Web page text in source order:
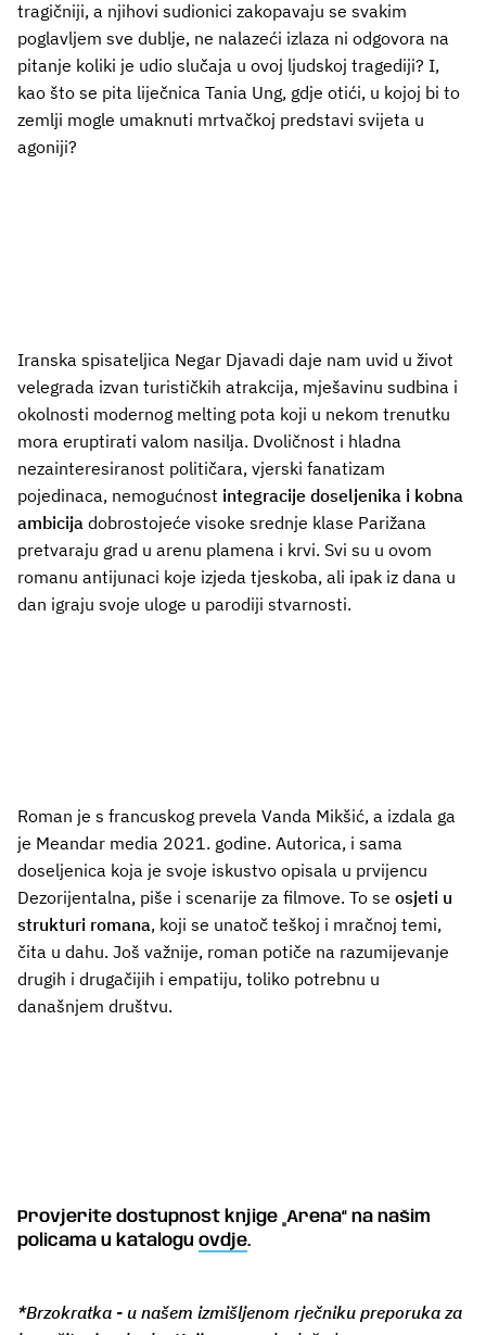
tragičniji, a njihovi sudionici zakopavaju se svakim
poglavljem sve dublje, ne nalazeći izlaza ni odgovora na
pitanje koliki je udio slučaja u ovoj ljudskoj tragediji? I,
kao što se pita liječnica Tania Ung, gdje otići, u kojoj bi to
zemlji mogle umaknuti mrtvačkoj predstavi svijeta u
agoniji?
Iranska spisateljica Negar Djavadi daje nam uvid u život
velegrada izvan turističkih atrakcija, mješavinu sudbina i
okolnosti modernog melting pota koji u nekom trenutku
mora eruptirati valom nasilja. Dvoličnost i hladna
nezainteresiranost političara, vjerski fanatizam
pojedinaca, nemogućnost integracije doseljenika i kobna
ambicija dobrostojeće visoke srednje klase Parižana
pretvaraju grad u arenu plamena i krvi. Svi su u ovom
romanu antijunaci koje izjeda tjeskoba, ali ipak iz dana u
dan igraju svoje uloge u parodiji stvarnosti.
Roman je s francuskog prevela Vanda Mikšić, a izdala ga
je Meandar media 2021. godine. Autorica, i sama
doseljenica koja je svoje iskustvo opisala u prvijencu
Dezorijentalna, piše i scenarije za filmove. To se osjeti u
strukturi romana, koji se unatoč teškoj i mračnoj temi,
čita u dahu. Još važnije, roman potiče na razumijevanje
drugih i drugačijih i empatiju, toliko potrebnu u
današnjem društvu.
Provjerite dostupnost knjige „Arena“ na našim
policama u katalogu ovdje.
*Brzokratka - u našem izmišljenom rječniku preporuka za